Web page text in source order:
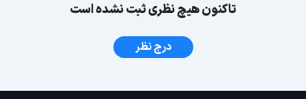
تاکنون هیچ نظری ثبت نشده است
درج نظر